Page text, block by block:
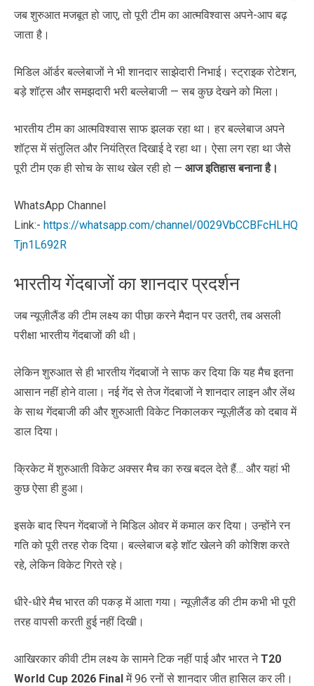
जब शुरुआत मजबूत हो जाए, तो पूरी टीम का आत्मविश्वास अपने-आप बढ़
जाता है।
मिडिल ऑर्डर बल्लेबाजों ने भी शानदार साझेदारी निभाई। स्ट्राइक रोटेशन,
बड़े शॉट्स और समझदारी भरी बल्लेबाजी — सब कुछ देखने को मिला।
भारतीय टीम का आत्मविश्वास साफ झलक रहा था। हर बल्लेबाज अपने
शॉट्स में संतुलित और नियंत्रित दिखाई दे रहा था। ऐसा लग रहा था जैसे
पूरी टीम एक ही सोच के साथ खेल रही हो — आज इतिहास बनाना है।
WhatsApp Channel
Link:- https://whatsapp.com/channel/0029VbCCBFcHLHQ
Tjn1L692R
भारतीय गेंदबाजों का शानदार प्रदर्शन
जब न्यूज़ीलैंड की टीम लक्ष्य का पीछा करने मैदान पर उतरी, तब असली
परीक्षा भारतीय गेंदबाजों की थी।
लेकिन शुरुआत से ही भारतीय गेंदबाजों ने साफ कर दिया कि यह मैच इतना
आसान नहीं होने वाला। नई गेंद से तेज गेंदबाजों ने शानदार लाइन और लेंथ
के साथ गेंदबाजी की और शुरुआती विकेट निकालकर न्यूज़ीलैंड को दबाव में
डाल दिया।
क्रिकेट में शुरुआती विकेट अक्सर मैच का रुख बदल देते हैं… और यहां भी
कुछ ऐसा ही हुआ।
इसके बाद स्पिन गेंदबाजों ने मिडिल ओवर में कमाल कर दिया। उन्होंने रन
गति को पूरी तरह रोक दिया। बल्लेबाज बड़े शॉट खेलने की कोशिश करते
रहे, लेकिन विकेट गिरते रहे।
धीरे-धीरे मैच भारत की पकड़ में आता गया। न्यूज़ीलैंड की टीम कभी भी पूरी
तरह वापसी करती हुई नहीं दिखी।
आखिरकार कीवी टीम लक्ष्य के सामने टिक नहीं पाई और भारत नेT20
World Cup 2026 Finalमें 96 रनों से शानदार जीत हासिल कर ली।